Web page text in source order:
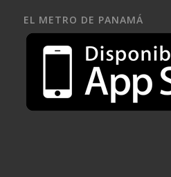
EL METRO DE PANAMÁ